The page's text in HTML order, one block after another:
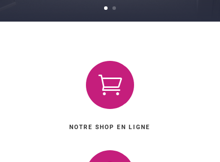

NOTRE SHOP EN LIGNE